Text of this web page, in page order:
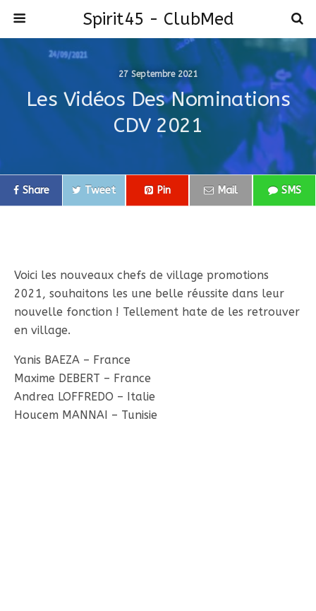
Spirit45 - ClubMed
27 Septembre 2021
Les Vidéos Des Nominations
CDV 2021
Share Tweet Pin Mail SMS
Voici les nouveaux chefs de village promotions
2021, souhaitons les une belle réussite dans leur
nouvelle fonction ! Tellement hate de les retrouver
en village.
Yanis BAEZA – France
Maxime DEBERT – France
Andrea LOFFREDO – Italie
Houcem MANNAI – Tunisie